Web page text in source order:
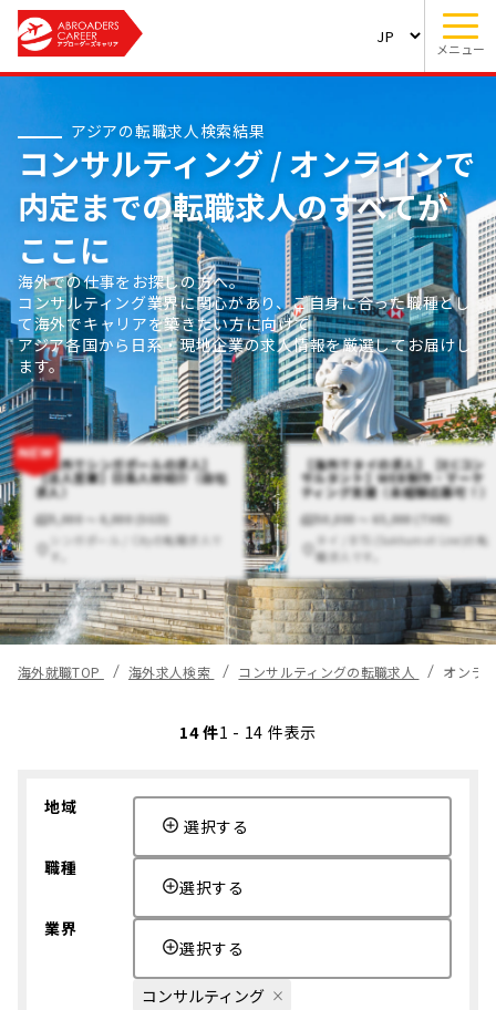
メニュー
アジアの転職求人検索結果
コンサルティング / オンラインで
内定までの転職求人のすべてが
ここに
海外での仕事をお探しの方へ。
コンサルティング業界に関心があり、ご自身に合った職種とし
て海外でキャリアを築きたい方に向けて
アジア各国から日系・現地企業の求人情報を厳選してお届けし
ます。
【海外でシンガポールの求人】
【法人営業】日系人材紹介（自社
求人）
5,000 〜 6,000 (SGD)
シンガポール / Cityの転職求人で
す。
【海外でタイの求人】【ECコン
サルタント】WEB制作・マーケ
ティング支援（未経験応募可！）
50,000 〜 65,000 (THB)
タイ / BTS (Sukhumvit Line)の転
職求人です。
海外就職TOP 海外求人検索 コンサルティングの転職求人 オンラ
14 件1 - 14 件表示
地域
選択する
職種
選択する
業界
選択する
コンサルティング